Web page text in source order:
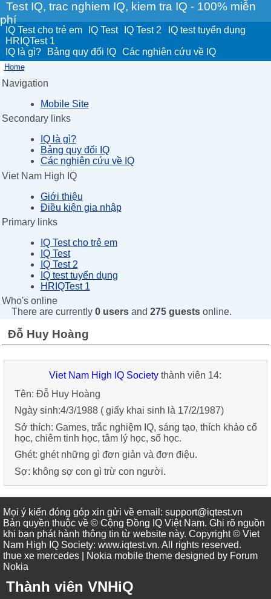
Test IQ, trac nghiem IQ, kiem tra IQ - 100% miễn
phí
IQ Test cho trẻ em IQ Test IQ Test 2
IQ test tuyển dụng
HRIQTest 1
IQ là gì?
Bảng quy đổi IQ Các nghiên cứu về IQ
Home
Navigation
Mobile Site
Secondary links
IQ là gì?
Bảng quy đổi IQ
Các nghiên cứu về IQ
Viet Nam High IQ
Giới thiệu
Điều kiện gia nhập
Primary links
IQ Test cho trẻ em
IQ Test
IQ Test 2
IQ test tuyển dụng
HRIQTest 1
Who's online
There are currently 0 usersand 275 guestsonline.
Đỗ Huy Hoàng
Viet Nam High IQ Society thành viên 14:
Tên: Đỗ Huy Hoàng
Ngày sinh:4/3/1988( giấy khai sinh là 17/2/1987)
Sở thích: Games, trắc nghiệm IQ, sáng tạo, thích khảo cổ
học, chiêm tinh học, tâm lý học, số học.
Ghét: ghét những gì đơn giản và đơn điệu.
Sợ: không sợ con gì trừ con người.
Mọi ý kiến đóng góp xin gửi về email: support@iqtest.vn
Bản quyền thuộc về © Cộng Đồng IQ Việt Nam. Ghi rõ nguồn
khi bạn phát hành thông tin từ website này. Copyright © Viet
Nam High IQ Society: www.iqtest.vn. All rights reserved.
thue xe mercedes | Nokia mobile theme designed by Forum
Nokia
Thành viên VNHiQ